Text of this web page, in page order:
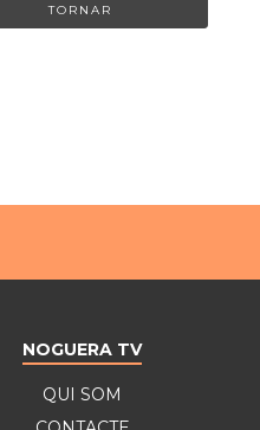
TORNAR
NOGUERA TV
QUI SOM